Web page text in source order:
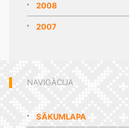
2008
2007
NAVIGĀCIJA
SĀKUMLAPA